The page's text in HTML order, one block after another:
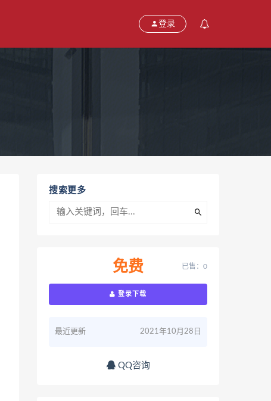
登录
搜索更多
免费 已售：0
登录下载
最近更新 2021年10月28日
QQ咨询